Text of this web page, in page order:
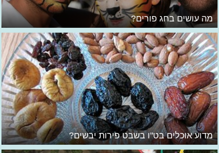
מה עושים בחג פורים?
מדוע אוכלים בט"ו בשבט פירות יבשים?